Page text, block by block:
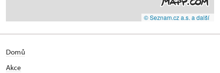
© Seznam.cz a.s. a další
Domů
Akce